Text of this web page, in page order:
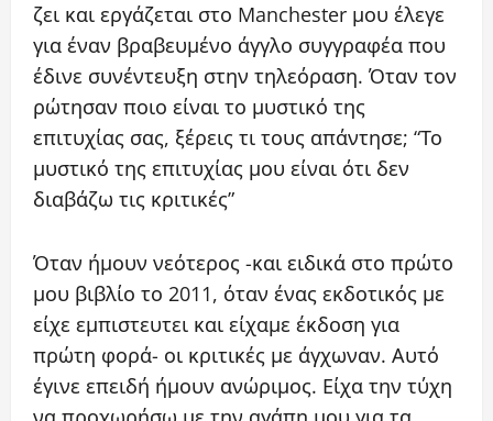
ζει και εργάζεται στο Manchester μου έλεγε
για έναν βραβευμένο άγγλο συγγραφέα που
έδινε συνέντευξη στην τηλεόραση. Όταν τον
ρώτησαν ποιο είναι το μυστικό της
επιτυχίας σας, ξέρεις τι τους απάντησε; “Το
μυστικό της επιτυχίας μου είναι ότι δεν
διαβάζω τις κριτικές”
Όταν ήμουν νεότερος -και ειδικά στο πρώτο
μου βιβλίο το 2011, όταν ένας εκδοτικός με
είχε εμπιστευτει και είχαμε έκδοση για
πρώτη φορά- οι κριτικές με άγχωναν. Αυτό
έγινε επειδή ήμουν ανώριμος. Είχα την τύχη